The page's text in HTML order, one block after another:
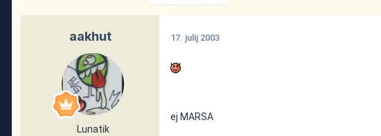
aakhut
Lunatik
17. julij 2003
ej MARSA